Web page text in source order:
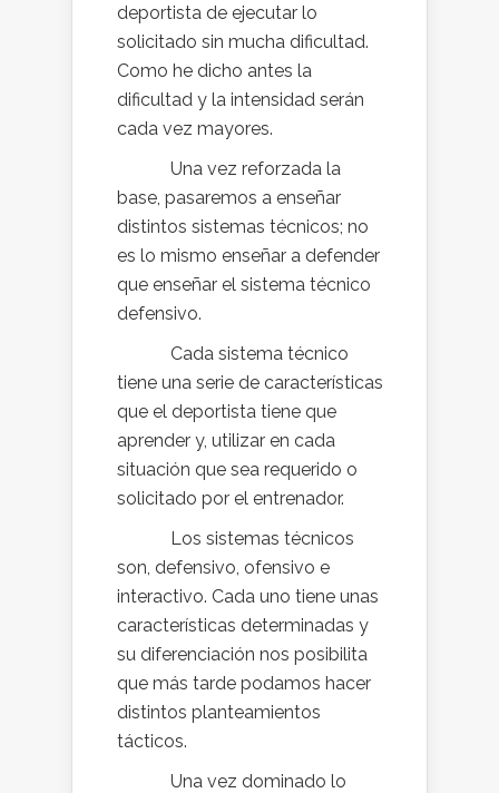
deportista de ejecutar lo
solicitado sin mucha dificultad.
Como he dicho antes la
dificultad y la intensidad serán
cada vez mayores.
Una vez reforzada la
base, pasaremos a enseñar
distintos sistemas técnicos; no
es lo mismo enseñar a defender
que enseñar el sistema técnico
defensivo.
Cada sistema técnico
tiene una serie de características
que el deportista tiene que
aprender y, utilizar en cada
situación que sea requerido o
solicitado por el entrenador.
Los sistemas técnicos
son, defensivo, ofensivo e
interactivo. Cada uno tiene unas
características determinadas y
su diferenciación nos posibilita
que más tarde podamos hacer
distintos planteamientos
tácticos.
Una vez dominado lo